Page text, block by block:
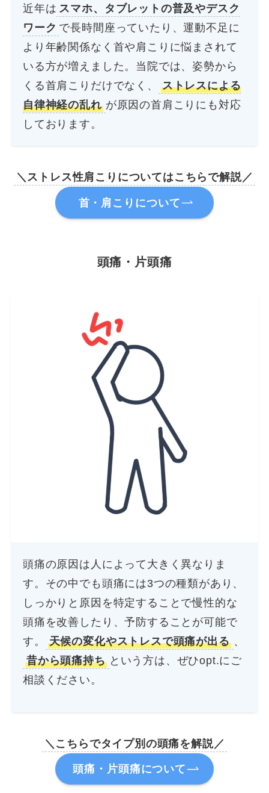
近年は スマホ、タブレットの普及やデスク
ワーク で長時間座っていたり、運動不足に
より年齢関係なく首や肩こりに悩まされて
いる方が増えました。当院では、姿勢から
くる首肩こりだけでなく、
ストレスによる
自律神経の乱れ が原因の首肩こりにも対応
しております。
＼ストレス性肩こりについてはこちらで解説／
首・肩こりについて
頭痛・片頭痛
頭痛の原因は人によって大きく異なりま
す。その中でも頭痛には3つの種類があり、
しっかりと原因を特定することで慢性的な
頭痛を改善したり、予防することが可能で
す。
天候の変化やストレスで頭痛が出る 、
昔から頭痛持ち という方は、ぜひopt.にご
相談ください。
＼こちらでタイプ別の頭痛を解説／
頭痛・片頭痛について